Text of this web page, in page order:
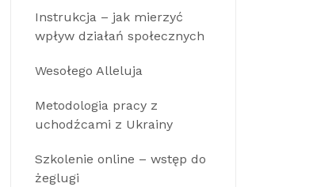
Instrukcja – jak mierzyć
wpływ działań społecznych
Wesołego Alleluja
Metodologia pracy z
uchodźcami z Ukrainy
Szkolenie online – wstęp do
żeglugi